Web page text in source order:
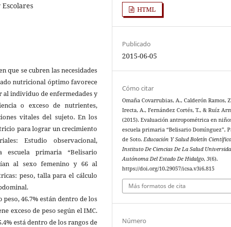
Escolares
que se cubren las necesidades
nutricional óptimo favorece
al individuo de enfermedades y
o exceso de nutrientes,
vitales del sujeto. En los
para lograr un crecimiento
Estudio observacional,
primaria “Belisario
al sexo femenino y 66 al
peso, talla para el cálculo
46.7% están dentro de los
exceso de peso según el IMC.
está dentro de los rangos de
HTML
Publicado
2015-06-05
Cómo citar
Omaña Covarrubias, A., Calderón Ramos,
Irecta, A., Fernández Cortés, T., & Ruíz
(2015). Evaluación antropométrica en
escuela primaria “Belisario Domínguez”,
de Soto.Educación Y Salud Boletín Científico
Instituto De Ciencias De La Salud
Autónoma Del Estado De Hidalgo,3(6).
https://doi.org/10.29057/icsa.v3i6.815
Más formatos de cita
Número